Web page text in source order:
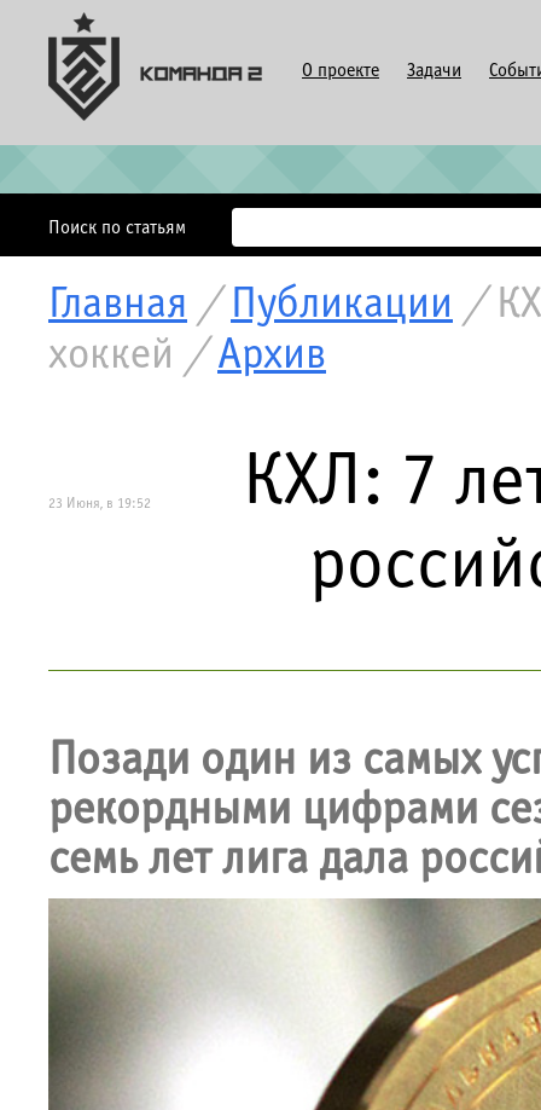
О проекте Задачи
Поиск по статьям
Главная / Публикации /
хоккей / Архив
23 Июня, в 19:52
КХЛ: 7
Позади один из самых
рекордными цифрами
семь лет лига дала